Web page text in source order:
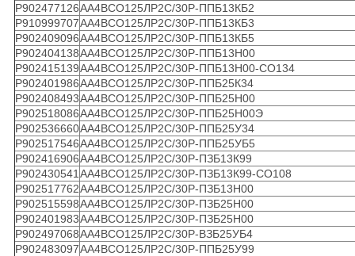
Р902477126АА4ВСО125ЛР2С/30Р-ППБ13КБ2
Р910999707АА4ВСО125ЛР2С/30Р-ППБ13КБ3
Р902409096АА4ВСО125ЛР2С/30Р-ППБ13КБ5
Р902404138АА4ВСО125ЛР2С/30Р-ППБ13Н00
Р902415139АА4ВСО125ЛР2С/30Р-ППБ13Н00-СО134
Р902401986АА4ВСО125ЛР2С/30Р-ППБ25К34
Р902408493АА4ВСО125ЛР2С/30Р-ППБ25Н00
Р902518086АА4ВСО125ЛР2С/30Р-ППБ25Н00Э
Р902536660АА4ВСО125ЛР2С/30Р-ППБ25У34
Р902517546АА4ВСО125ЛР2С/30Р-ППБ25УБ5
Р902416906АА4ВСО125ЛР2С/30Р-ПЗБ13К99
Р902430541 АА4ВСО125ЛР2С/30Р-ПЗБ13К99-СО108
Р902517762АА4ВСО125ЛР2С/30Р-ПЗБ13Н00
Р902515598АА4ВСО125ЛР2С/30Р-ПЗБ25Н00
Р902401983АА4ВСО125ЛР2С/30Р-ПЗБ25Н00
Р902497068АА4ВСО125ЛР2С/30Р-ВЗБ25УБ4
Р902483097АА4ВСО125ЛР2С/30Р-ППБ25У99